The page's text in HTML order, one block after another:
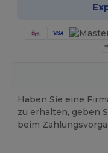
Haben Sie eine
zu erhalten, geben
beim